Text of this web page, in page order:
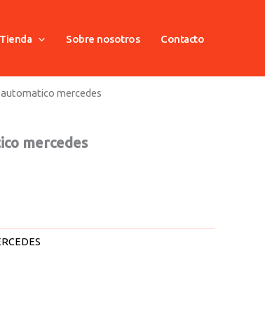
Tienda Sobre nosotros Contacto
mercedes
mercedes